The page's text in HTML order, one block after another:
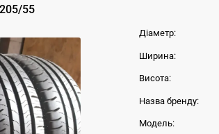
205/55
Діаметр:
Ширина:
Висота:
Назва бренду:
Модель: